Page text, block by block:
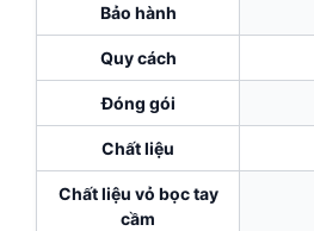
Bảo hành
Quy cách
Đóng gói
Chất liệu
Chất liệu vỏ bọc tay
cầm